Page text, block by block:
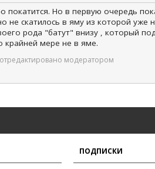
покатится. Но в первую очередь
не скатилось в яму из которой уже
рода "батут" внизу , который
крайней мере не в яме.
модератором
ПОДПИСКИ